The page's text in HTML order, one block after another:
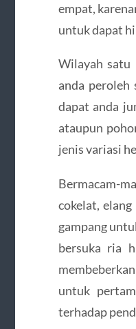
empat,
untuk dapat
Wilayah satu
anda peroleh
dapat anda
ataupun
jenis variasi
Bermacam-
cokelat,
gampang
bersuka ria
untuk
terhadap